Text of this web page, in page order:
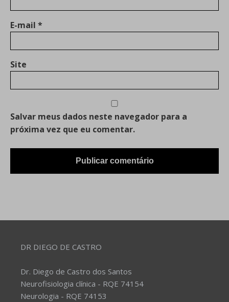
E-mail *
Site
Salvar meus dados neste navegador para a
próxima vez que eu comentar.
DR DIEGO DE CASTRO
Dr. Diego de Castro dos Santos
Neurofisiologia clínica - RQE 74154
Neurologia - RQE 74153